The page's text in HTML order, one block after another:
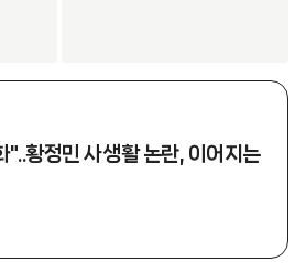
황정민 사생활 논란, 이어지는